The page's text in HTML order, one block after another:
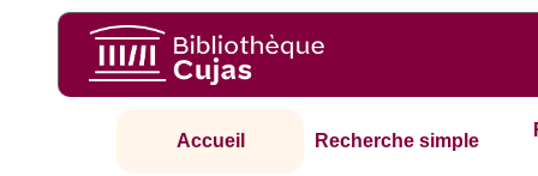
Accueil Recherche simple